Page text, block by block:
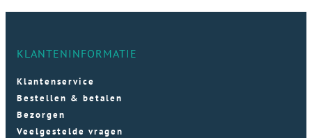
KLANTENINFORMATIE
Klantenservice
Bestellen & betalen
Bezorgen
Veelgestelde vragen